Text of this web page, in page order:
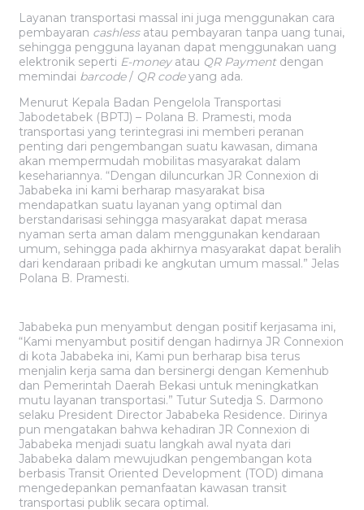
Layanan transportasi massal ini juga menggunakan cara
pembayaran cashlessatau pembayaran tanpa uang tunai,
sehingga pengguna layanan dapat menggunakan uang
elektronik seperti E-moneyatau QR Payment dengan
memindai barcode/ QR codeyang ada.
Menurut Kepala Badan Pengelola Transportasi
Jabodetabek (BPTJ) – Polana B. Pramesti, moda
transportasi yang terintegrasi ini memberi peranan
penting dari pengembangan suatu kawasan, dimana
akan mempermudah mobilitas masyarakat dalam
kesehariannya. “Dengan diluncurkan JR Connexion di
Jababeka ini kami berharap masyarakat bisa
mendapatkan suatu layanan yang optimal dan
berstandarisasi sehingga masyarakat dapat merasa
nyaman serta aman dalam menggunakan kendaraan
umum, sehingga pada akhirnya masyarakat dapat beralih
dari kendaraan pribadi ke angkutan umum massal.” Jelas
Polana B. Pramesti.
Jababeka pun menyambut dengan positif kerjasama ini,
“Kami menyambut positif dengan hadirnya JR Connexion
di kota Jababeka ini, Kami pun berharap bisa terus
menjalin kerja sama dan bersinergi dengan Kemenhub
dan Pemerintah Daerah Bekasi untuk meningkatkan
mutu layanan transportasi.” Tutur Sutedja S. Darmono
selaku President Director Jababeka Residence. Dirinya
pun mengatakan bahwa kehadiran JR Connexion di
Jababeka menjadi suatu langkah awal nyata dari
Jababeka dalam mewujudkan pengembangan kota
berbasis Transit Oriented Development (TOD) dimana
mengedepankan pemanfaatan kawasan transit
transportasi publik secara optimal.